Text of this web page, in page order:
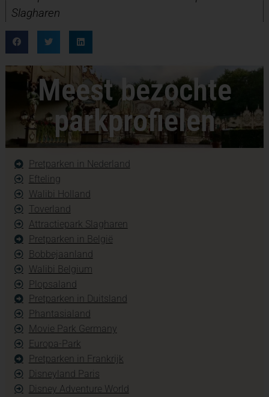
Slagharen
Meest bezochte
parkprofielen
Pretparken in Nederland
Efteling
Walibi Holland
Toverland
Attractiepark Slagharen
Pretparken in België
Bobbejaanland
Walibi Belgium
Plopsaland
Pretparken in Duitsland
Phantasialand
Movie Park Germany
Europa-Park
Pretparken in Frankrijk
Disneyland Paris
Disney Adventure World